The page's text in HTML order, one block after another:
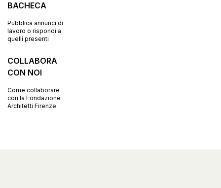
BACHECA
Pubblica annunci di
lavoro o rispondi a
quelli presenti
COLLABORA
CON NOI
Come collaborare
con la Fondazione
Architetti Firenze